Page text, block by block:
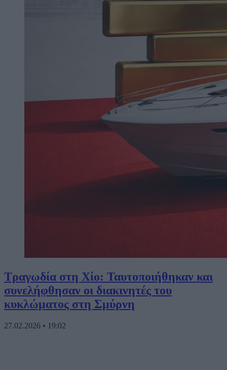
Τραγωδία στη Χίο: Ταυτοποιήθηκαν και
συνελήφθησαν οι διακινητές του
κυκλώματος στη Σμύρνη
27.02.2026 • 19:02